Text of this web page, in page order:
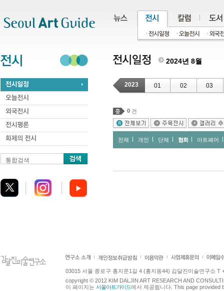
통합검색
2024년 8월
2023 01 02 03
0 건
전체 개인 단체 협회 아트페어
03015 서울 종로구 홍지문1길 4 (홍지동44) 김달진미술연구소 T
copyright © 2012 KIM DALJIN ART RESEARCH AND
이 페이지는 서울아트가이드에서 제공됩니다. This page provided